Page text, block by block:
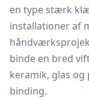
en type stærk
installationer af
binde en bred
keramik, glas
binding.